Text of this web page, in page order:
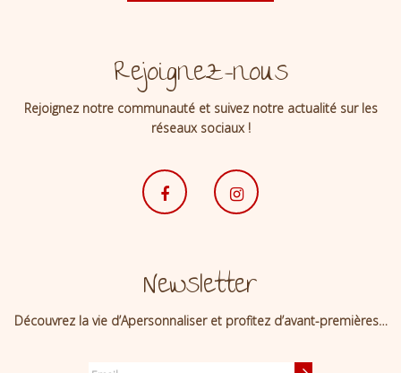
Rejoignez-nous
Rejoignez notre communauté et suivez notre actualité sur les
réseaux sociaux !
Newsletter
Découvrez la vie d’Apersonnaliser et profitez d’avant-premières…